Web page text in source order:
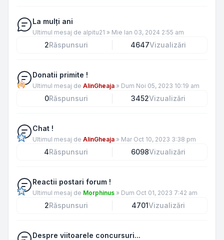
La mulți ani
Ultimul mesaj de alpitu21 » Mie Ian 03, 2024 2:55 am
2Răspunsuri 4647Vizualizări
Donatii primite !
Ultimul mesaj de AlinGheaja » Dum Noi 05, 2023 10:19 am
0Răspunsuri 3452Vizualizări
Chat !
Ultimul mesaj de AlinGheaja » Mar Oct 10, 2023 3:38 pm
4Răspunsuri 6098Vizualizări
Reactii postari forum !
Ultimul mesaj de Morphinus » Dum Oct 01, 2023 7:42 am
2Răspunsuri 4701Vizualizări
Despre viitoarele concursuri...